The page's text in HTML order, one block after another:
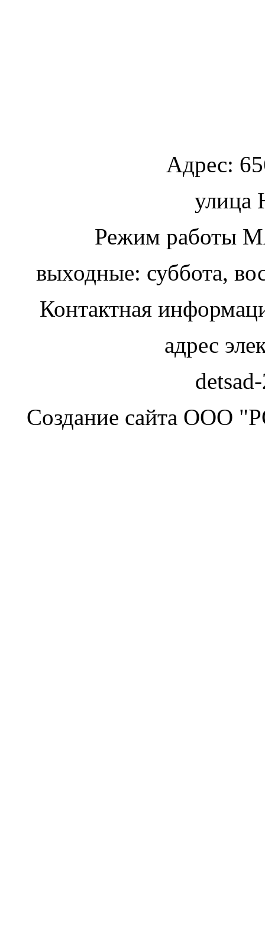
Адрес:
улица
Режим работы
выходные: суббота,
Контактная
адрес
Создание сайта ООО